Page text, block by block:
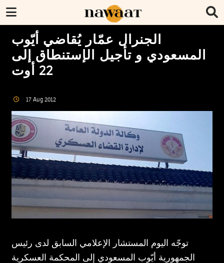
الجنرال عمّار يُقاضي أيّوب
المسعودي و تأجيل الإستنطاق إلى
22 أوت
17 Aug 2012
توجّه اليوم المستشار الإعلامي السابق لدى رئيس
الجمهورية أيّوب المسعودي إلى المحكمة العسكرية